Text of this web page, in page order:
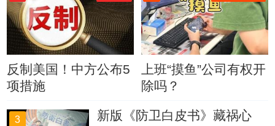
反制美国！中方公布5
项措施
上班“摸鱼”公司有权开
除吗？
3 新版《防卫白皮书》藏祸心